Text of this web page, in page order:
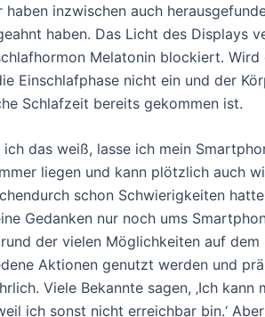
haben inzwischen auch
haben. Das Licht des Displays
Melatonin blockiert.
Einschlafphase nicht ein und der
Schlafzeit bereits gekommen ist.
ich das weiß, lasse ich mein
liegen und kann plötzlich auch
schon Schwierigkeiten
Gedanken nur noch ums
der vielen Möglichkeiten auf
Aktionen genutzt werden und
Viele Bekannte sagen, ‚Ich
ich sonst nicht erreichbar bin.‘